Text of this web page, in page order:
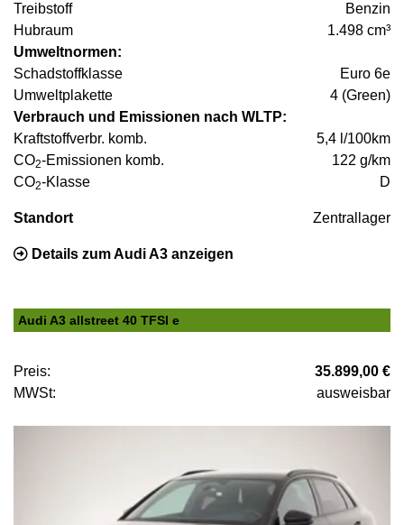
Treibstoff
Benzin
Hubraum
1.498 cm³
Umweltnormen:
Schadstoffklasse
Euro 6e
Umweltplakette
4 (Green)
Verbrauch und Emissionen nach WLTP:
Kraftstoffverbr. komb.
5,4 l/100km
CO2-Emissionen komb.
122 g/km
CO2-Klasse D
Standort Zentrallager
Details zum Audi A3 anzeigen
Audi A3 allstreet 40 TFSI e
Preis:
35.899,00 €
MWSt:
ausweisbar